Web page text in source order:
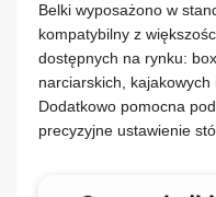
Belki wyposażono w
kompatybilny z
dostępnych na rynku:
narciarskich,
Dodatkowo pomocna
precyzyjne ustawienie